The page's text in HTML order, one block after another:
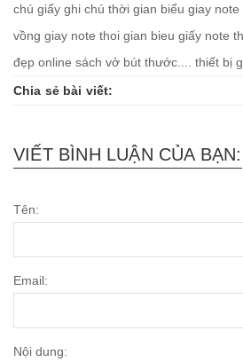
chú giấy ghi chú thời gian biểu giay note
vồng giay note thoi gian bieu giấy note
đẹp online sách vở bút thước.... thiết bị
Chia sẻ bài viết:
VIẾT BÌNH LUẬN CỦA BẠN:
Tên:
Email:
Nội dung: